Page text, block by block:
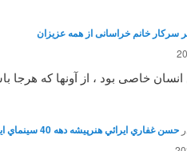
سرکار خانم خراسانی از همه عزیزان
خاصی بود ، از آونها که هرجا
حسن غفاري ايرائي هنرپيشه دهه 40 سينماي ايران